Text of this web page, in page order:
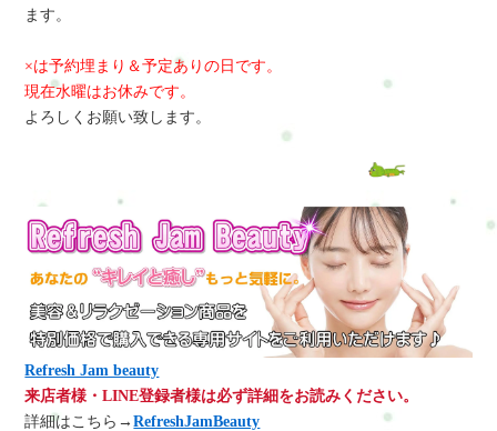
ます。
×は予約埋まり＆予定ありの日です。
現在水曜はお休みです。
よろしくお願い致します。
Refresh Jam beauty
来店者様・LINE登録者様は必ず詳細をお読みください。
詳細はこちら→RefreshJamBeauty